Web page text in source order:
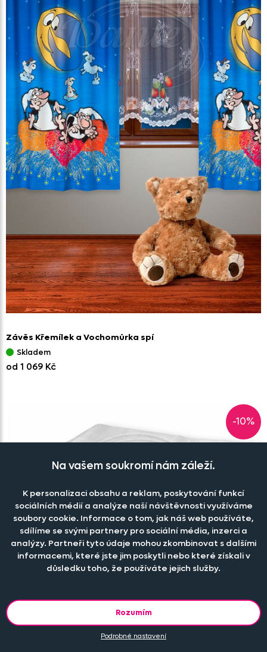
Závěs Křemílek a Vochomůrka spí
Skladem
od 1 069 Kč
-10%
Na vašem soukromí nám záleží.
K personalizaci obsahu a reklam, poskytování funkcí
sociálních médií a analýze naší návštěvnosti využíváme
soubory cookie. Informace o tom, jak náš web používáte,
sdílíme se svými partnery pro sociální média, inzerci a
analýzy. Partneři tyto údaje mohou zkombinovat s dalšími
informacemi, které jste jim poskytli nebo které získali v
důsledku toho, že používáte jejich služby.
Rozumím
Podrobné nastavení